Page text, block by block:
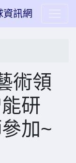
訊網
術領
研
加~